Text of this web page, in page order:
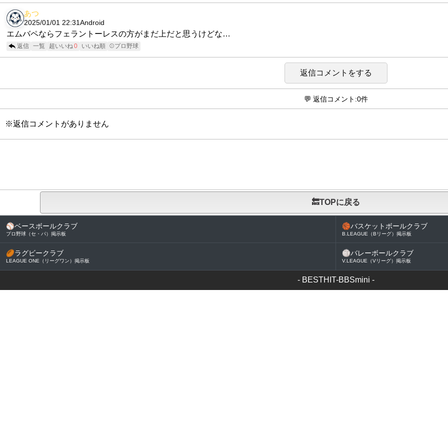
あつ
2025/01/01 22:31Android
エムバペならフェラントーレスの方がまだ上だと思うけどな…
返信 一覧 超いいね 0 いいね順 ⚾プロ野球
返信コメントをする
💬 返信コメント:0件
※返信コメントがありません
🔙TOPに戻る
⚾ベースボールクラブ
プロ野球（セ・パ）掲示板
🏀バスケットボールクラブ
B.LEAGUE（Bリーグ）掲示板
🏉ラグビークラブ
LEAGUE ONE（リーグワン）掲示板
🏐バレーボールクラブ
V.LEAGUE（Vリーグ）掲示板
- BESTHIT-BBSmini -